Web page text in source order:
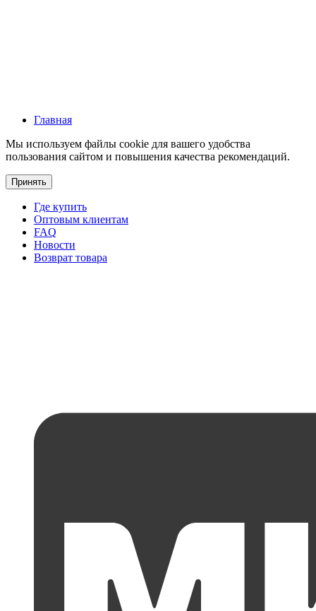
Главная
Мы используем файлы cookie для вашего удобства
пользования сайтом и повышения качества рекомендаций.
Принять
Где купить
Оптовым клиентам
FAQ
Новости
Возврат товара